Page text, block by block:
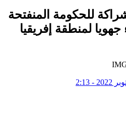
للحكومة المنفتحة
لمنطقة إفريقيا